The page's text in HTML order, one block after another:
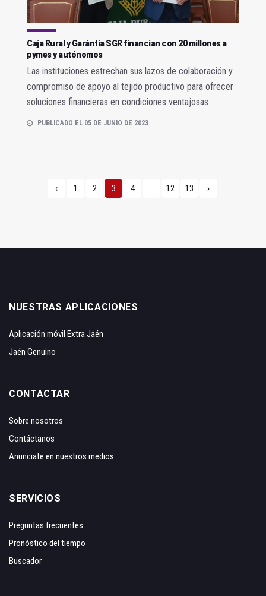
Caja Rural y Garántia SGR financian con 20 millones a
pymes y autónomos
Las instituciones estrechan sus lazos de colaboración y
compromiso de apoyo al tejido productivo para ofrecer
soluciones financieras en condiciones ventajosas
PUBLICADO EL 05 DE JUNIO DE 2023
‹ 1 2 3 4 ... 12 13 ›
NUESTRAS APLICACIONES
Aplicación móvil Extra Jaén
Jaén Genuino
CONTACTAR
Sobre nosotros
Contáctanos
Anunciate en nuestros medios
SERVICIOS
Preguntas frecuentes
Pronóstico del tiempo
Buscador